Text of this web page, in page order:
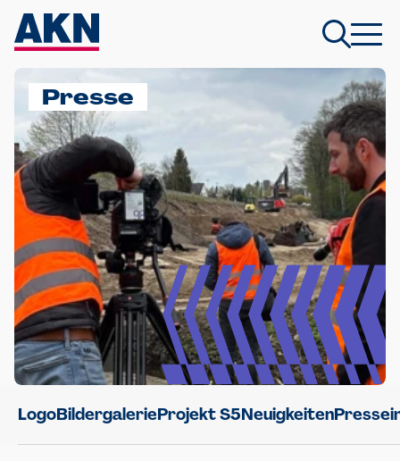
Presse
LogoBildergalerieProjekt S5Neuigkeiten